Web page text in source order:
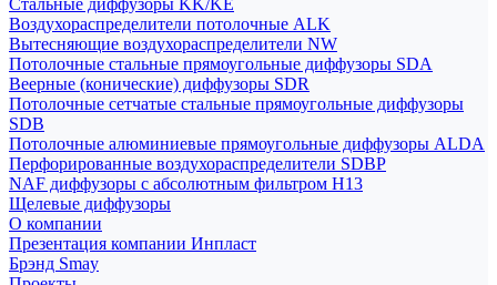
Стальные диффузоры KK/KE
Воздухораспределители потолочные ALK
Вытесняющие воздухораспределители NW
Потолочные стальные прямоугольные диффузоры SDA
Веерные (конические) диффузоры SDR
Потолочные сетчатые стальные прямоугольные диффузоры
SDB
Потолочные алюминиевые прямоугольные диффузоры ALDA
Перфорированные воздухораспределители SDBP
NAF диффузоры с абсолютным фильтром Н13
Щелевые диффузоры
О компании
Презентация компании Инпласт
Брэнд Smay